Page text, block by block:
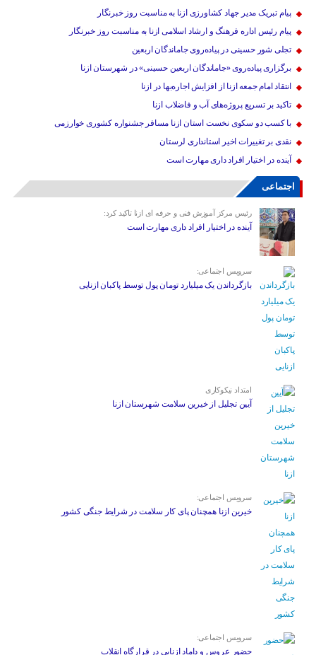
پیام تبریک مدیر جهاد کشاورزی ازنا به مناسبت روز خبرنگار
پیام رئیس اداره فرهنگ و ارشاد اسلامی ازنا به مناسبت روز خبرنگار
تجلی شور حسینی در پیاده‌روی جاماندگان اربعین
برگزاری پیاده‌روی «جاماندگان اربعین حسینی» در شهرستان ازنا
انتقاد امام جمعه ازنا از افزایش اجاره‌بها در ازنا
تاکید بر تسریع پروژه‌های آب و فاضلاب ازنا
با کسب دو سکوی نخست استان ازنا مسافر جشنواره کشوری خوارزمی
نقدی بر تغییرات اخیر استانداری لرستان
آینده در اختیار افراد داری مهارت است
اجتماعی
رئیس مرکز آموزش فنی و حرفه ای ازنا تاکید کرد:
آینده در اختیار افراد داری مهارت است
سرویس اجتماعی:
بازگرداندن یک میلیارد تومان پول توسط پاکبان ازنایی
امتداد نیکوکاری
آیین تجلیل از خیرین سلامت شهرستان ازنا
سرویس اجتماعی:
خیرین ازنا همچنان پای کار سلامت در شرایط جنگی کشور
سرویس اجتماعی:
حضور عروس و داماد ازنایی در قرارگاه انقلاب